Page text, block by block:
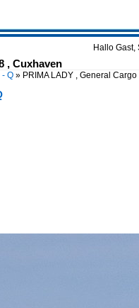
Hallo
, Cuxhaven
- Q » PRIMA LADY , General